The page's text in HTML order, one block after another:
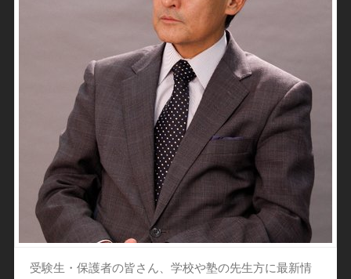
受験生・保護者の皆さん、学校や塾の先生方に最新情